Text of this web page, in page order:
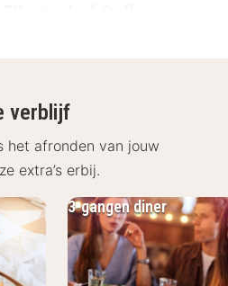
Celle
Fuerstenhof Celle
in Engelse landelijke stijl
over een tv, radio, telefoon,
met bad en/of douche
verblijf
het afronden van jouw
extra’s erbij.
3-gangen diner